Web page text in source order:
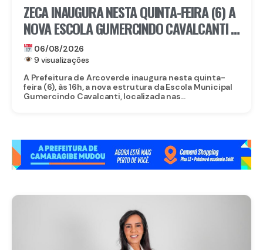
ZECA INAUGURA NESTA QUINTA-FEIRA (6) A
NOVA ESCOLA GUMERCINDO CAVALCANTI E
AUTORIZA OBRAS DE CALÇAMENTO EM
ARCOVERDE
06/08/2026
9 visualizações
A Prefeitura de Arcoverde inaugura nesta quinta-
feira (6), às 16h, a nova estrutura da Escola Municipal
Gumercindo Cavalcanti, localizada nas...